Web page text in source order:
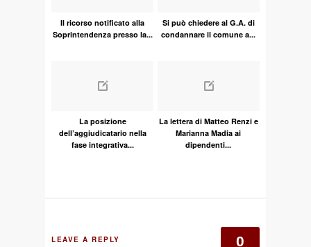
Il ricorso notificato alla
Soprintendenza presso la...
Si può chiedere al G.A. di
condannare il comune a...
La posizione
dell’aggiudicatario nella
fase integrativa...
La lettera di Matteo Renzi e
Marianna Madia ai
dipendenti...
0
LEAVE A REPLY